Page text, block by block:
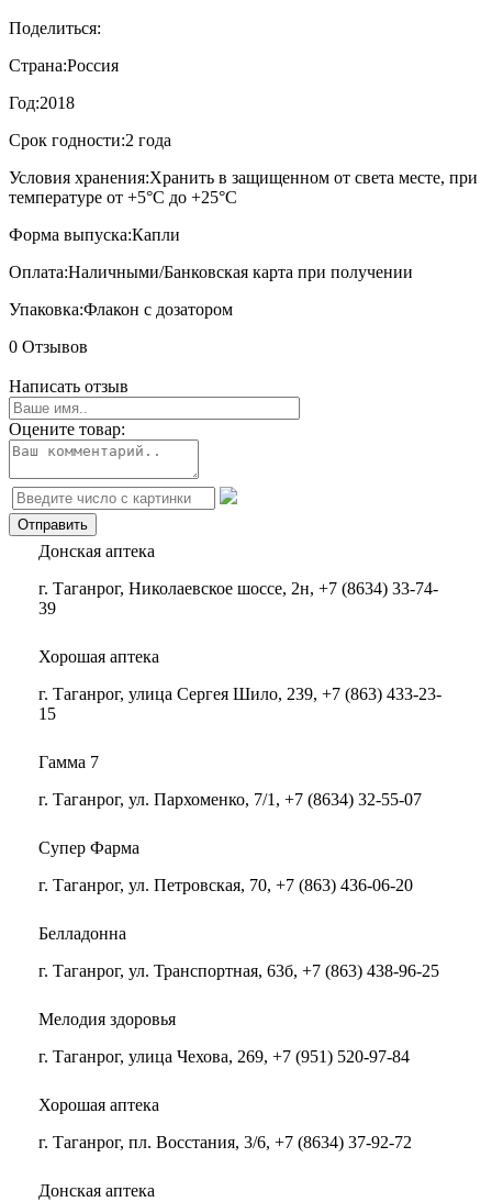
Поделиться:
Страна:Россия
Год:2018
Срок годности:2 года
Условия хранения:Хранить в защищенном от света месте, при
температуре от +5°С до +25°С
Форма выпуска:Капли
Оплата:Наличными/Банковская карта при получении
Упаковка:Флакон с дозатором
0 Отзывов
Написать отзыв
Оцените товар:
Донская аптека
г. Таганрог, Николаевское шоссе, 2н, +7 (8634) 33-74-
39
Хорошая аптека
г. Таганрог, улица Сергея Шило, 239, +7 (863) 433-23-
15
Гамма 7
г. Таганрог, ул. Пархоменко, 7/1, +7 (8634) 32-55-07
Супер Фарма
г. Таганрог, ул. Петровская, 70, +7 (863) 436-06-20
Белладонна
г. Таганрог, ул. Транспортная, 63б, +7 (863) 438-96-25
Мелодия здоровья
г. Таганрог, улица Чехова, 269, +7 (951) 520-97-84
Хорошая аптека
г. Таганрог, пл. Восстания, 3/6, +7 (8634) 37-92-72
Донская аптека